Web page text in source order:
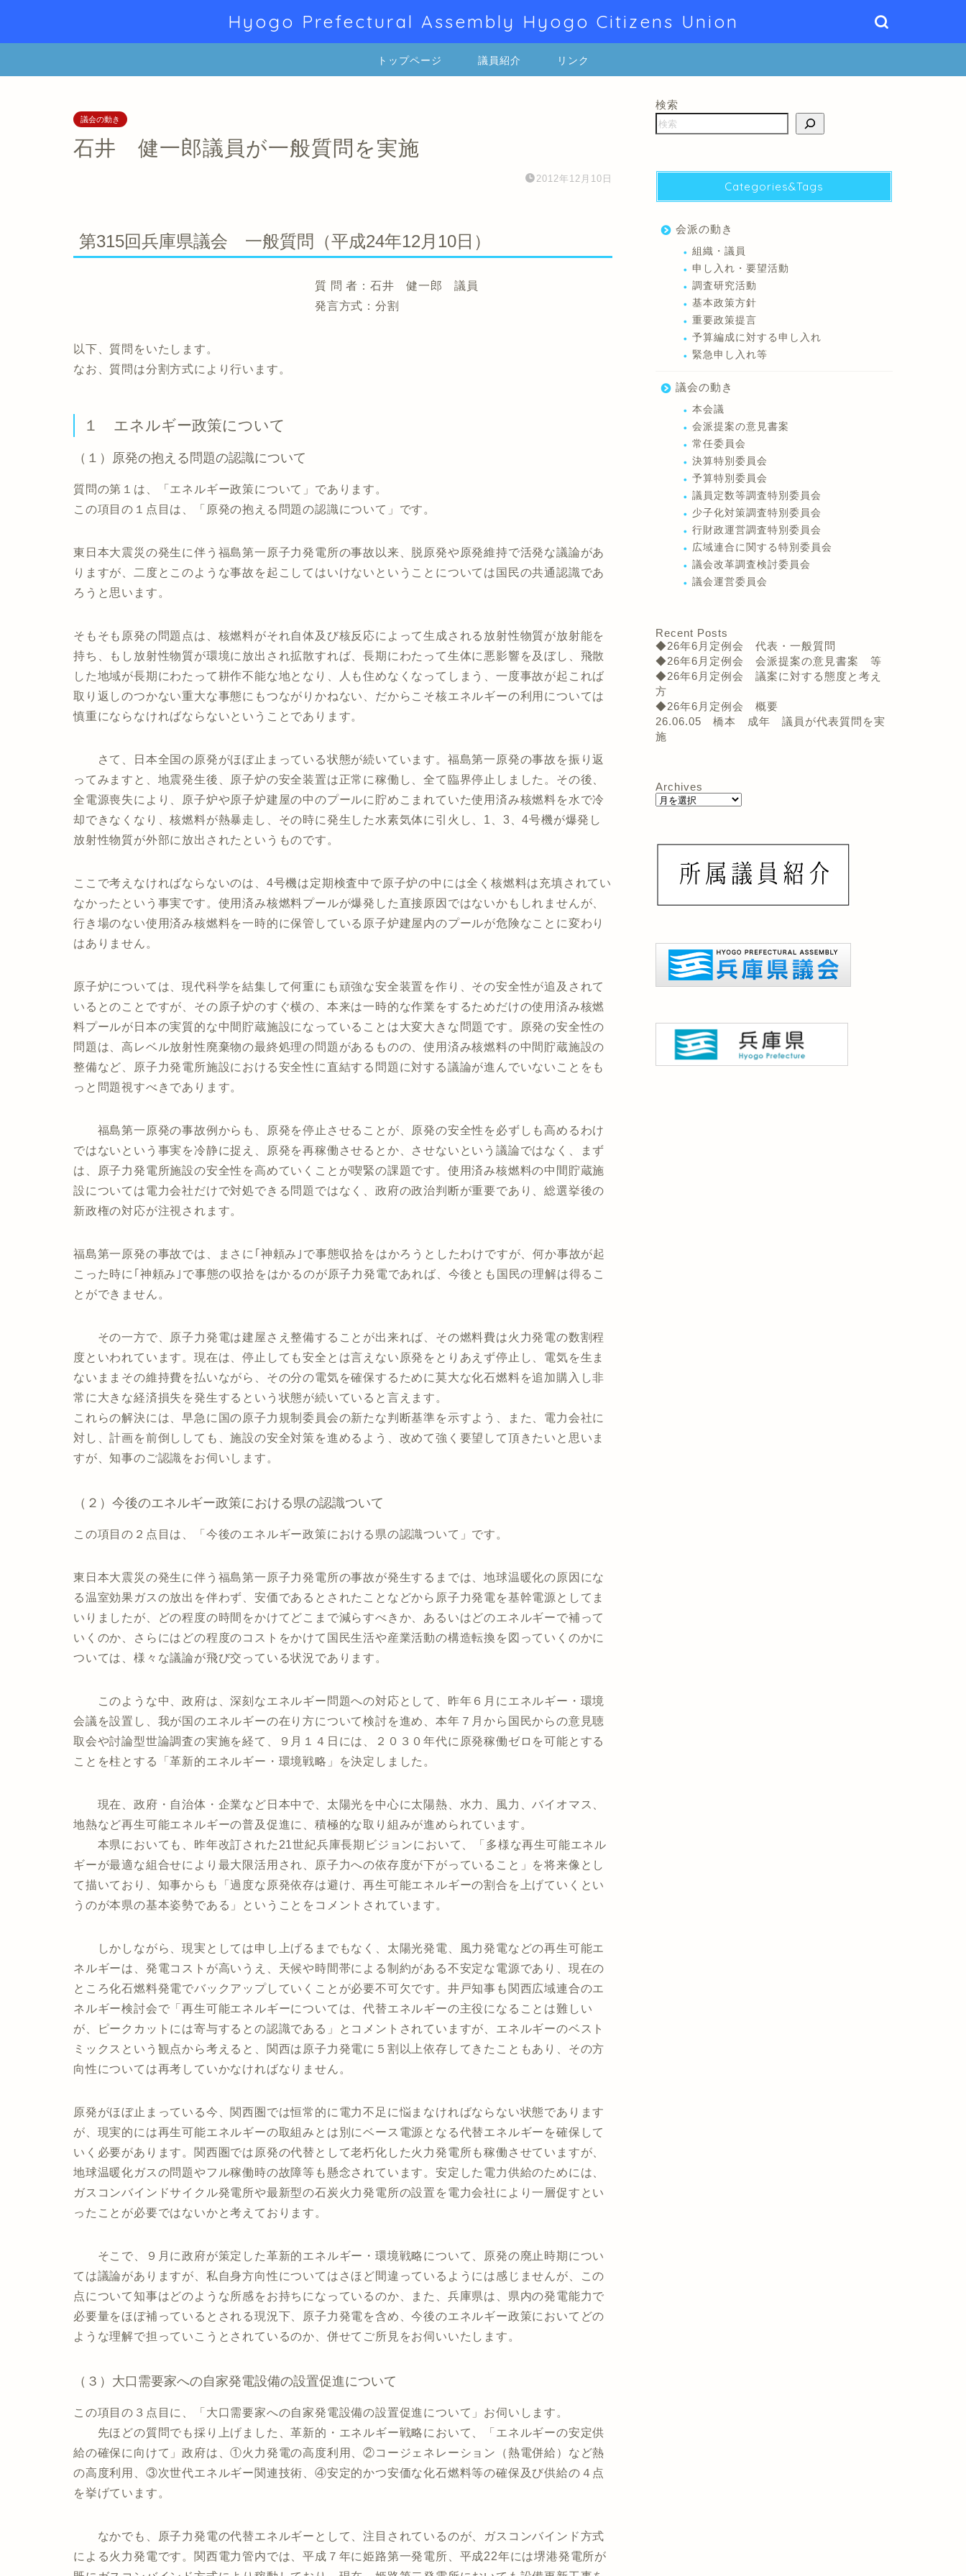
Hyogo Prefectural Assembly Hyogo Citizens Union
トップページ 議員紹介 リンク
議会の動き
石井 健一郎議員が一般質問を実施
2012年12月10日
第315回兵庫県議会 一般質問（平成24年12月10日）
質 問 者：石井 健一郎 議員
発言方式：分割
以下、質問をいたします。
なお、質問は分割方式により行います。
１ エネルギー政策について
（１）原発の抱える問題の認識について
質問の第１は、「エネルギー政策について」であります。
この項目の１点目は、「原発の抱える問題の認識について」です。
東日本大震災の発生に伴う福島第一原子力発電所の事故以来、脱原発や原発維持で活発な議論があ
りますが、二度とこのような事故を起こしてはいけないということについては国民の共通認識であ
ろうと思います。
そもそも原発の問題点は、核燃料がそれ自体及び核反応によって生成される放射性物質が放射能を
持ち、もし放射性物質が環境に放出され拡散すれば、長期にわたって生体に悪影響を及ぼし、飛散
した地域が長期にわたって耕作不能な地となり、人も住めなくなってしまう、一度事故が起これば
取り返しのつかない重大な事態にもつながりかねない、だからこそ核エネルギーの利用については
慎重にならなければならないということであります。
さて、日本全国の原発がほぼ止まっている状態が続いています。福島第一原発の事故を振り返
ってみますと、地震発生後、原子炉の安全装置は正常に稼働し、全て臨界停止しました。その後、
全電源喪失により、原子炉や原子炉建屋の中のプールに貯めこまれていた使用済み核燃料を水で冷
却できなくなり、核燃料が熱暴走し、その時に発生した水素気体に引火し、1、3、4号機が爆発し
放射性物質が外部に放出されたというものです。
ここで考えなければならないのは、4号機は定期検査中で原子炉の中には全く核燃料は充填されてい
なかったという事実です。使用済み核燃料プールが爆発した直接原因ではないかもしれませんが、
行き場のない使用済み核燃料を一時的に保管している原子炉建屋内のプールが危険なことに変わり
はありません。
原子炉については、現代科学を結集して何重にも頑強な安全装置を作り、その安全性が追及されて
いるとのことですが、その原子炉のすぐ横の、本来は一時的な作業をするためだけの使用済み核燃
料プールが日本の実質的な中間貯蔵施設になっていることは大変大きな問題です。原発の安全性の
問題は、高レベル放射性廃棄物の最終処理の問題があるものの、使用済み核燃料の中間貯蔵施設の
整備など、原子力発電所施設における安全性に直結する問題に対する議論が進んでいないことをも
っと問題視すべきであります。
福島第一原発の事故例からも、原発を停止させることが、原発の安全性を必ずしも高めるわけ
ではないという事実を冷静に捉え、原発を再稼働させるとか、させないという議論ではなく、まず
は、原子力発電所施設の安全性を高めていくことが喫緊の課題です。使用済み核燃料の中間貯蔵施
設については電力会社だけで対処できる問題ではなく、政府の政治判断が重要であり、総選挙後の
新政権の対応が注視されます。
福島第一原発の事故では、まさに｢神頼み｣で事態収拾をはかろうとしたわけですが、何か事故が起
こった時に｢神頼み｣で事態の収拾をはかるのが原子力発電であれば、今後とも国民の理解は得るこ
とができません。
その一方で、原子力発電は建屋さえ整備することが出来れば、その燃料費は火力発電の数割程
度といわれています。現在は、停止しても安全とは言えない原発をとりあえず停止し、電気を生ま
ないままその維持費を払いながら、その分の電気を確保するために莫大な化石燃料を追加購入し非
常に大きな経済損失を発生するという状態が続いていると言えます。
これらの解決には、早急に国の原子力規制委員会の新たな判断基準を示すよう、また、電力会社に
対し、計画を前倒ししても、施設の安全対策を進めるよう、改めて強く要望して頂きたいと思いま
すが、知事のご認識をお伺いします。
（２）今後のエネルギー政策における県の認識ついて
この項目の２点目は、「今後のエネルギー政策における県の認識ついて」です。
東日本大震災の発生に伴う福島第一原子力発電所の事故が発生するまでは、地球温暖化の原因にな
る温室効果ガスの放出を伴わず、安価であるとされたことなどから原子力発電を基幹電源としてま
いりましたが、どの程度の時間をかけてどこまで減らすべきか、あるいはどのエネルギーで補って
いくのか、さらにはどの程度のコストをかけて国民生活や産業活動の構造転換を図っていくのかに
ついては、様々な議論が飛び交っている状況であります。
このような中、政府は、深刻なエネルギー問題への対応として、昨年６月にエネルギー・環境
会議を設置し、我が国のエネルギーの在り方について検討を進め、本年７月から国民からの意見聴
取会や討論型世論調査の実施を経て、９月１４日には、２０３０年代に原発稼働ゼロを可能とする
ことを柱とする「革新的エネルギー・環境戦略」を決定しました。
現在、政府・自治体・企業など日本中で、太陽光を中心に太陽熱、水力、風力、バイオマス、
地熱など再生可能エネルギーの普及促進に、積極的な取り組みが進められています。
本県においても、昨年改訂された21世紀兵庫長期ビジョンにおいて、「多様な再生可能エネル
ギーが最適な組合せにより最大限活用され、原子力への依存度が下がっていること」を将来像とし
て描いており、知事からも「過度な原発依存は避け、再生可能エネルギーの割合を上げていくとい
うのが本県の基本姿勢である」ということをコメントされています。
しかしながら、現実としては申し上げるまでもなく、太陽光発電、風力発電などの再生可能エ
ネルギーは、発電コストが高いうえ、天候や時間帯による制約がある不安定な電源であり、現在の
ところ化石燃料発電でバックアップしていくことが必要不可欠です。井戸知事も関西広域連合のエ
ネルギー検討会で「再生可能エネルギーについては、代替エネルギーの主役になることは難しい
が、ピークカットには寄与するとの認識である」とコメントされていますが、エネルギーのベスト
ミックスという観点から考えると、関西は原子力発電に５割以上依存してきたこともあり、その方
向性については再考していかなければなりません。
原発がほぼ止まっている今、関西圏では恒常的に電力不足に悩まなければならない状態であります
が、現実的には再生可能エネルギーの取組みとは別にベース電源となる代替エネルギーを確保して
いく必要があります。関西圏では原発の代替として老朽化した火力発電所も稼働させていますが、
地球温暖化ガスの問題やフル稼働時の故障等も懸念されています。安定した電力供給のためには、
ガスコンバインドサイクル発電所や最新型の石炭火力発電所の設置を電力会社により一層促すとい
ったことが必要ではないかと考えております。
そこで、９月に政府が策定した革新的エネルギー・環境戦略について、原発の廃止時期につい
ては議論がありますが、私自身方向性についてはさほど間違っているようには感じませんが、この
点について知事はどのような所感をお持ちになっているのか、また、兵庫県は、県内の発電能力で
必要量をほぼ補っているとされる現況下、原子力発電を含め、今後のエネルギー政策においてどの
ような理解で担っていこうとされているのか、併せてご所見をお伺いいたします。
（３）大口需要家への自家発電設備の設置促進について
この項目の３点目に、「大口需要家への自家発電設備の設置促進について」お伺いします。
先ほどの質問でも採り上げました、革新的・エネルギー戦略において、「エネルギーの安定供
給の確保に向けて」政府は、①火力発電の高度利用、②コージェネレーション（熱電併給）など熱
の高度利用、③次世代エネルギー関連技術、④安定的かつ安価な化石燃料等の確保及び供給の４点
を挙げています。
なかでも、原子力発電の代替エネルギーとして、注目されているのが、ガスコンバインド方式
による火力発電です。関西電力管内では、平成７年に姫路第一発電所、平成22年には堺港発電所が
検索
Categories&Tags
会派の動き
組織・議員
申し入れ・要望活動
調査研究活動
基本政策方針
重要政策提言
予算編成に対する申し入れ
緊急申し入れ等
議会の動き
本会議
会派提案の意見書案
常任委員会
決算特別委員会
予算特別委員会
議員定数等調査特別委員会
少子化対策調査特別委員会
行財政運営調査特別委員会
広域連合に関する特別委員会
議会改革調査検討委員会
議会運営委員会
Recent Posts
◆26年6月定例会 代表・一般質問
◆26年6月定例会 会派提案の意見書案 等
◆26年6月定例会 議案に対する態度と考え
方
◆26年6月定例会 概要
26.06.05 橋本 成年 議員が代表質問を実
施
Archives